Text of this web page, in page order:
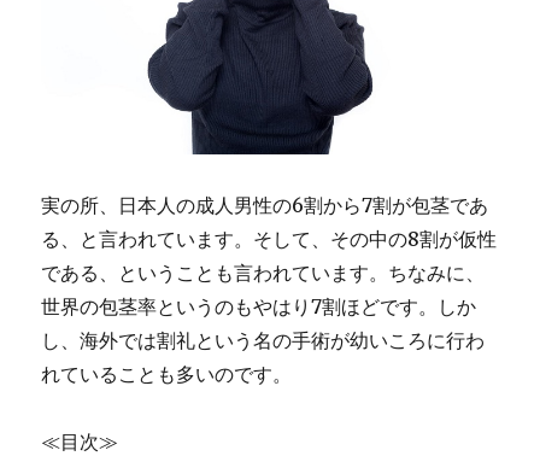
実の所、日本人の成人男性の6割から7割が包茎であ
る、と言われています。そして、その中の8割が仮性
である、ということも言われています。ちなみに、
世界の包茎率というのもやはり7割ほどです。しか
し、海外では割礼という名の手術が幼いころに行わ
れていることも多いのです。
≪目次≫